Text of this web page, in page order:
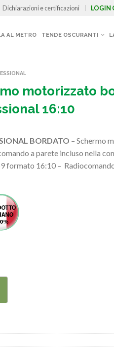
Dichiarazioni e certificazioni LOGIN
AL METRO TENDE OSCURANTI
motorizzato
16:10
BORDATO – Schermo
a parete incluso nella
formato 16:10 –